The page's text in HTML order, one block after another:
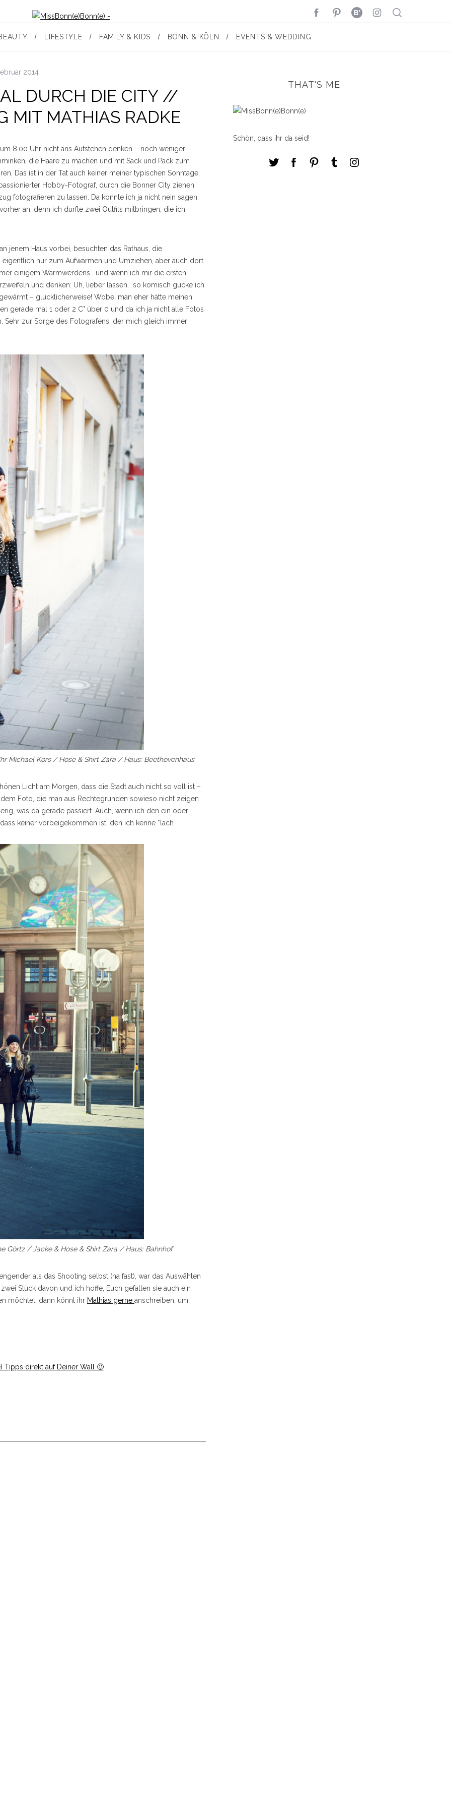
LIFESTYLE FAMILY & KIDS BONN & KÖLN EVENTS & WEDDING
2014
DURCH DIE CITY //
MIT MATHIAS RADKE
8.00 Uhr nicht ans Aufstehen denken – noch weniger
die Haare zu machen und mit Sack und Pack zum
Das ist in der Tat auch keiner meiner typischen Sonntage,
Hobby-Fotograf, durch die Bonner City ziehen
fotografieren zu lassen. Da konnte ich ja nicht nein sagen.
an, denn ich durfte zwei Outfits mitbringen, die ich
jenem Haus vorbei, besuchten das Rathaus, die
nur zum Aufwärmen und Umziehen, aber auch dort
einigem Warmwerdens… und wenn ich mir die ersten
und denken: Uh, lieber lassen… so komisch gucke ich
– glücklicherweise! Wobei man eher hätte meinen
gerade mal 1 oder 2 C° über 0 und da ich ja nicht alle Fotos
Sehr zur Sorge des Fotografens, der mich gleich immer
Michael Kors / Hose & Shirt Zara / Haus: Beethovenhaus
Licht am Morgen, dass die Stadt auch nicht so voll ist –
Foto, die man aus Rechtegründen sowieso nicht zeigen
was da gerade passiert. Auch, wenn ich den ein oder
keiner vorbeigekommen ist, den ich kenne *lach
Görtz / Jacke & Hose & Shirt Zara / Haus: Bahnhof
als das Shooting selbst (na fast), war das Auswählen
Stück davon und ich hoffe, Euch gefallen sie auch ein
möchtet, dann könnt ihr Mathias gerne anschreiben, um
Tipps direkt auf Deiner Wall 🙂
THAT'S ME
Schön, dass ihr da seid!